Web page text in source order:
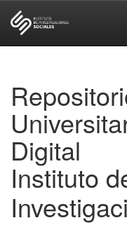
Digital
Instituto